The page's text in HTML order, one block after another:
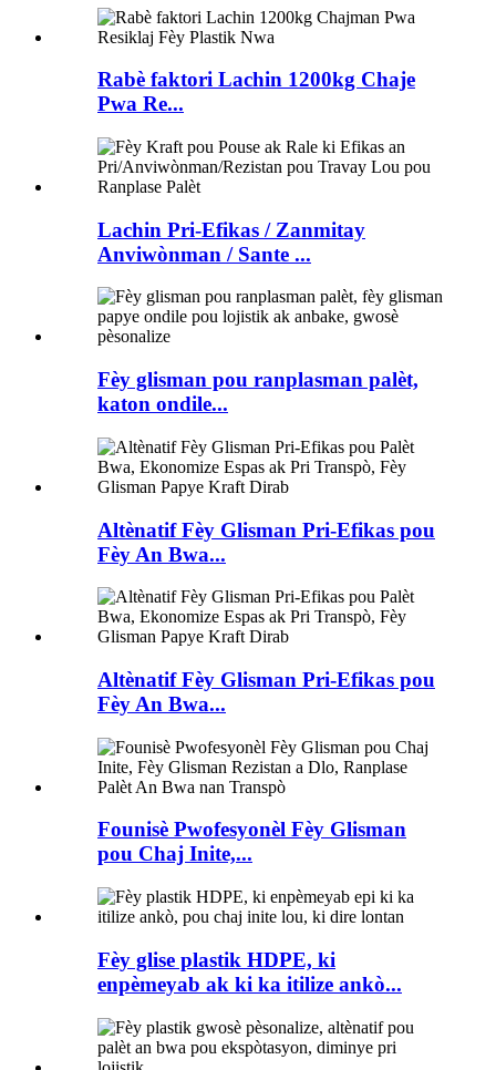
Rabè faktori Lachin 1200kg Chaje
Pwa Re...
Lachin Pri-Efikas / Zanmitay
Anviwònman / Sante ...
Fèy glisman pou ranplasman palèt,
katon ondile...
Altènatif Fèy Glisman Pri-Efikas pou
Fèy An Bwa...
Altènatif Fèy Glisman Pri-Efikas pou
Fèy An Bwa...
Founisè Pwofesyonèl Fèy Glisman
pou Chaj Inite,...
Fèy glise plastik HDPE, ki
enpèmeyab ak ki ka itilize ankò...